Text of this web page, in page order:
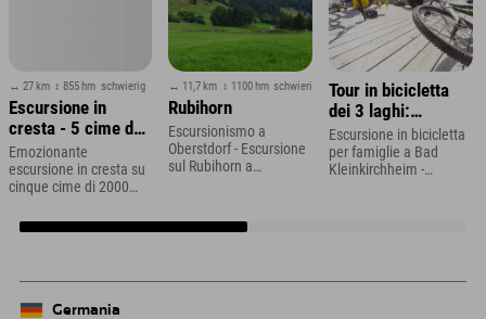
↔ 27 km ↕ 855 hm schwierig
Escursione in
cresta - 5 cime da
2000 m
Emozionante
escursione in cresta su
cinque cime di 2000
nell'Alta Austria
↔ 11,7 km ↕ 1100 hm schwierig
Rubihorn
Escursionismo a
Oberstdorf - Escursione
sul Rubihorn a
Tour in bicicletta
dei 3 laghi:
perfetto per le
famiglie
Escursione in bicicletta
per famiglie a Bad
Kleinkirchheim -
Germania